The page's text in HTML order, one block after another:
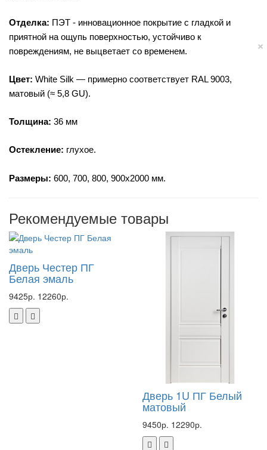
Отделка: ПЭТ - инновационное покрытие c гладкой и
приятной на ощупь поверхностью, устойчиво к
повреждениям, не выцветает со временем.
Цвет: White Silk — примерно соответствует RAL 9003,
матовый (≈ 5,8 GU).
Толщина: 36 мм
Остекление: глухое.
Размеры: 600, 700, 800, 900х2000 мм.
Рекомендуемые товары
Дверь Честер ПГ
Белая эмаль
9425р. 12260р.
Дверь 1U ПГ Белый
матовый
9450р. 12290р.
×